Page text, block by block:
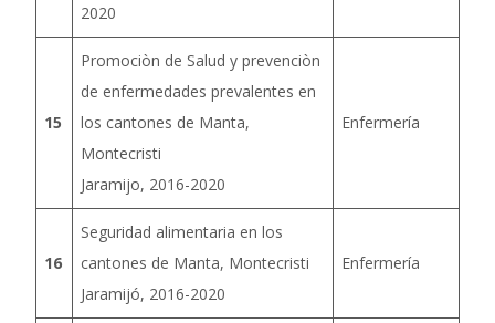
2020
15
Promociòn de Salud y prevenciòn
de enfermedades prevalentes en
los cantones de Manta,
Montecristi
Jaramijo, 2016-2020
Enfermería
16
Seguridad alimentaria en los
cantones de Manta, Montecristi
Jaramijó, 2016-2020
Enfermería